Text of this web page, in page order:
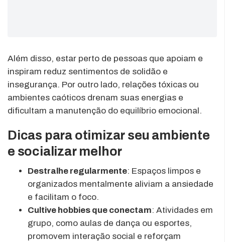
Além disso, estar perto de pessoas que apoiam e
inspiram reduz sentimentos de solidão e
insegurança. Por outro lado, relações tóxicas ou
ambientes caóticos drenam suas energias e
dificultam a manutenção do equilíbrio emocional.
Dicas para otimizar seu ambiente
e socializar melhor
Destralhe regularmente: Espaços limpos e
organizados mentalmente aliviam a ansiedade
e facilitam o foco.
Cultive hobbies que conectam: Atividades em
grupo, como aulas de dança ou esportes,
promovem interação social e reforçam